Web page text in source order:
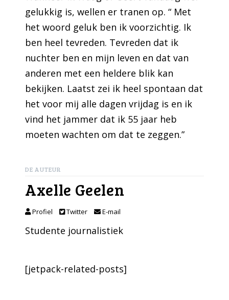
gelukkig is, wellen er tranen op. “ Met
het woord geluk ben ik voorzichtig. Ik
ben heel tevreden. Tevreden dat ik
nuchter ben en mijn leven en dat van
anderen met een heldere blik kan
bekijken. Laatst zei ik heel spontaan dat
het voor mij alle dagen vrijdag is en ik
vind het jammer dat ik 55 jaar heb
moeten wachten om dat te zeggen.”
DE AUTEUR
Axelle Geelen
Profiel Twitter E-mail
Studente journalistiek
[jetpack-related-posts]